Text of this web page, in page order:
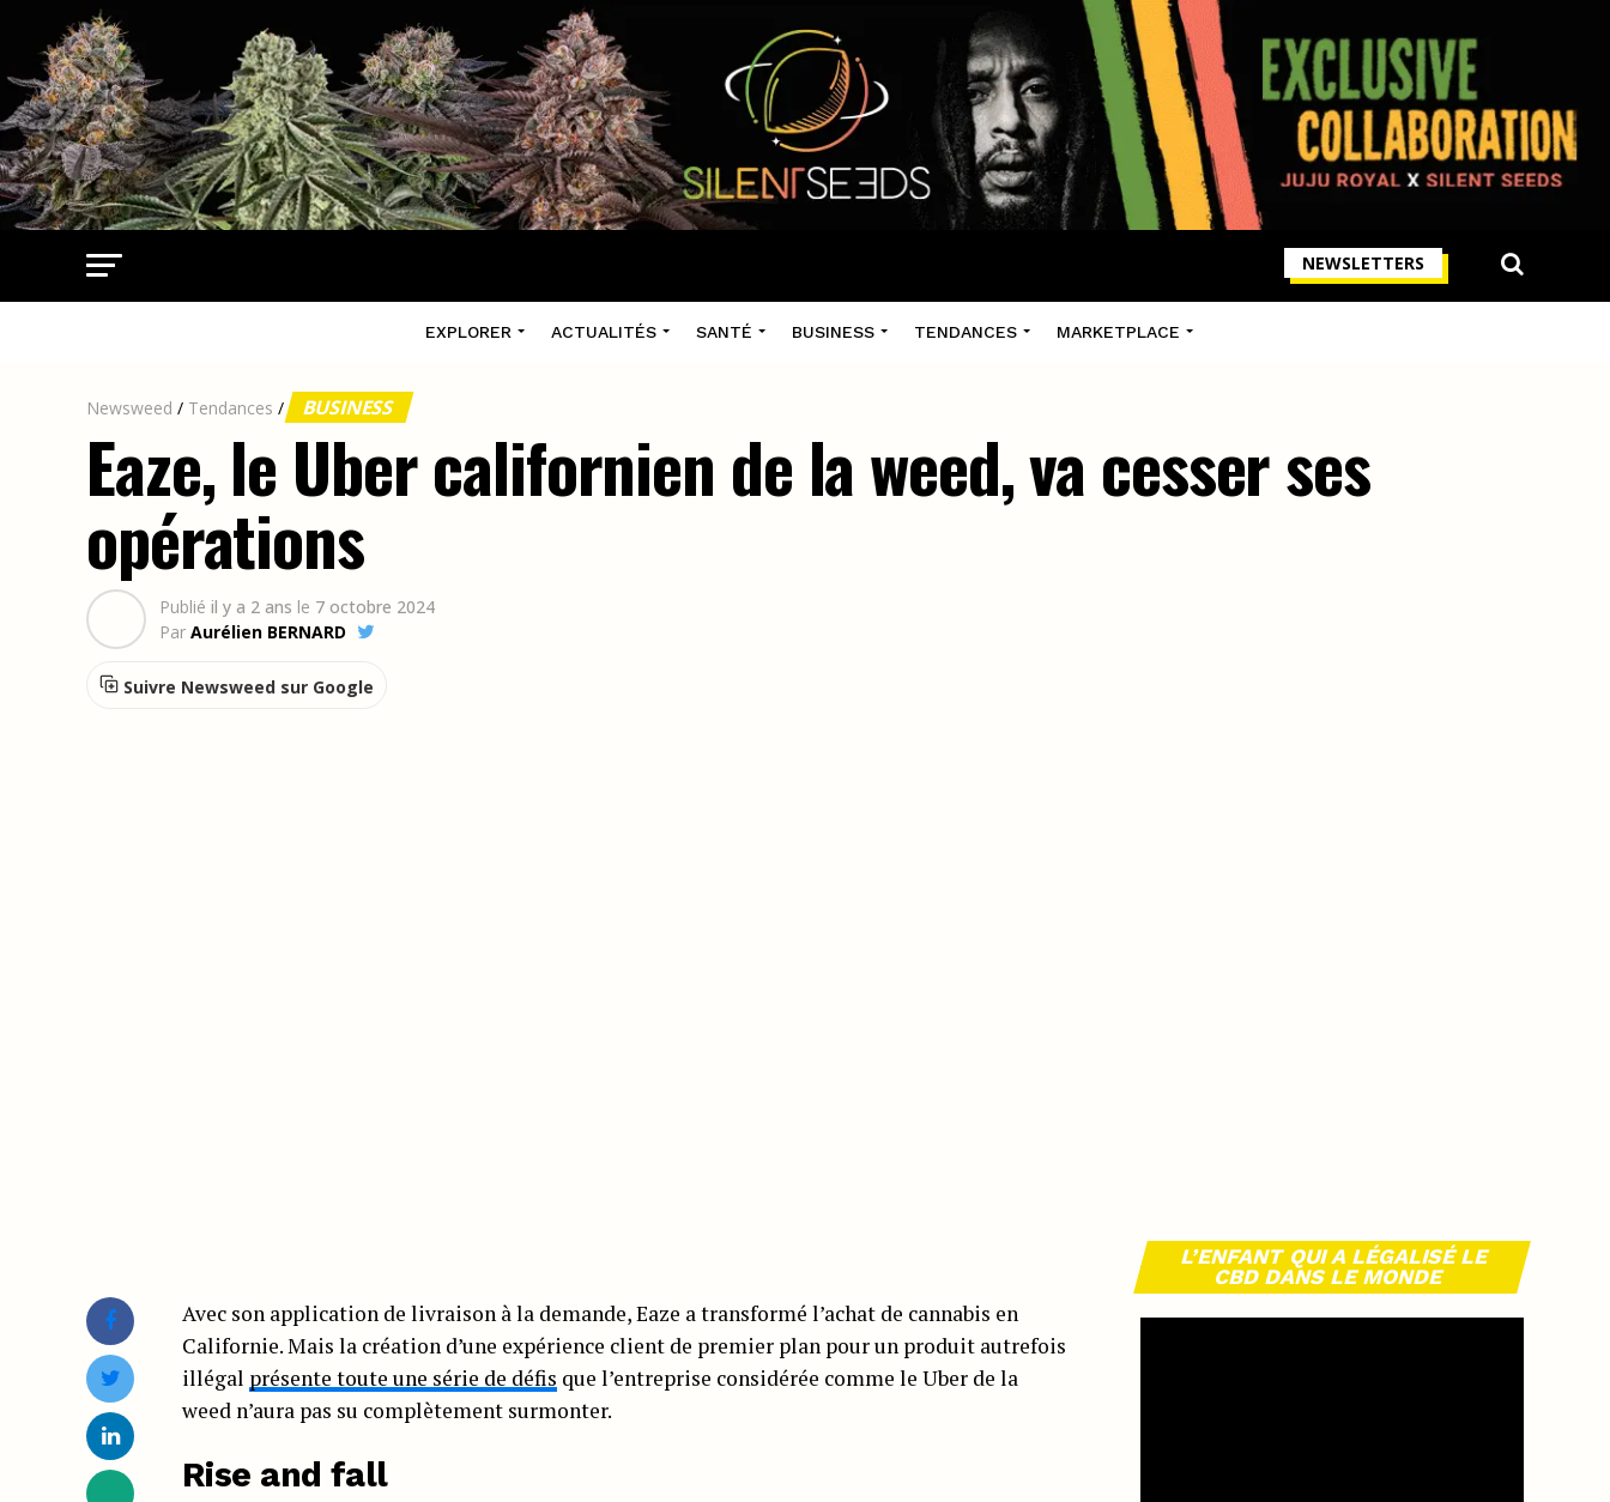
NEWSLETTERS
EXPLORER ACTUALITÉS SANTÉ BUSINESS TENDANCES MARKETPLACE
Newsweed / Tendances / BUSINESS
Eaze, le Uber californien de la weed, va cesser ses
opérations
Publié il y a 2 ans le 7 octobre 2024
Par Aurélien BERNARD
Suivre Newsweed sur Google
Avec son application de livraison à la demande, Eaze a transformé l’achat de cannabis en
Californie. Mais la création d’une expérience client de premier plan pour un produit autrefois
illégal présente toute une série de défis que l’entreprise considérée comme le Uber de la
weed n’aura pas su complètement surmonter.
Rise and fall
L’ENFANT QUI A LÉGALISÉ LE
CBD DANS LE MONDE